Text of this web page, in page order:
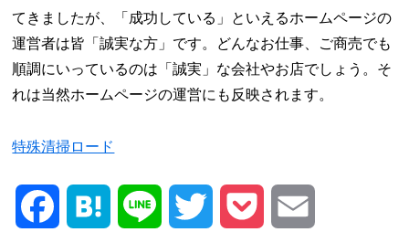
てきましたが、「成功している」といえるホームページの
運営者は皆「誠実な方」です。どんなお仕事、ご商売でも
順調にいっているのは「誠実」な会社やお店でしょう。そ
れは当然ホームページの運営にも反映されます。
特殊清掃ロード
FacebookHatena Line Twitter Pocket